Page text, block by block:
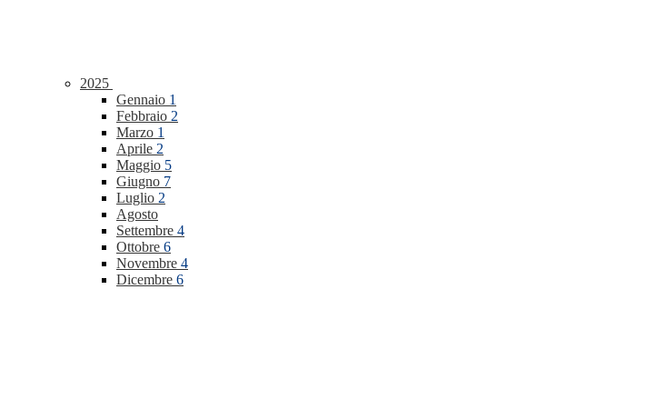
2025
Gennaio 1
Febbraio 2
Marzo 1
Aprile 2
Maggio 5
Giugno 7
Luglio 2
Agosto
Settembre 4
Ottobre 6
Novembre 4
Dicembre 6